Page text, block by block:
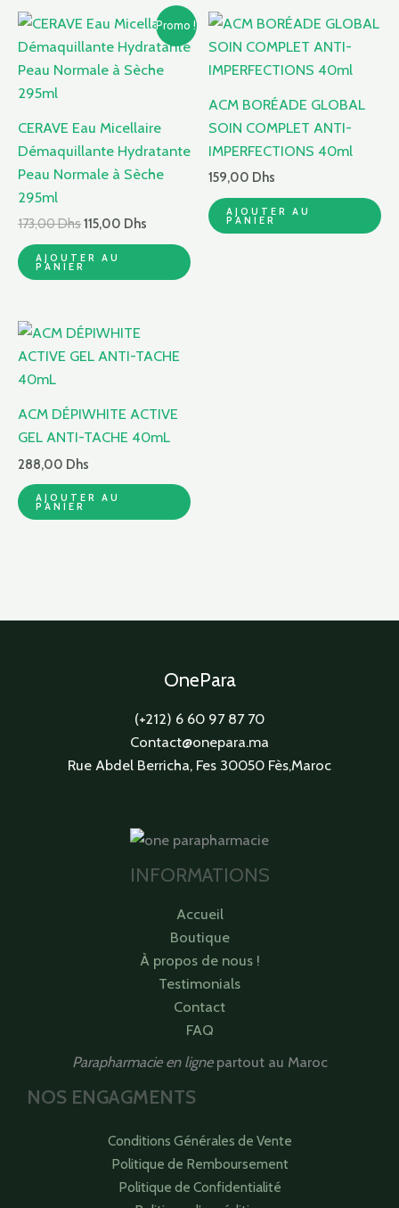
Promo !
CERAVE Eau Micellaire
Démaquillante Hydratante
Peau Normale à Sèche
295ml
173,00Dhs
Le
initial
était :
115,00 Dhs
Le
prix
actuel
est :
AJOUTER AU
PANIER
ACM BORÉADE GLOBAL
SOIN COMPLET ANTI-
IMPERFECTIONS 40ml
159,00 Dhs
AJOUTER AU
PANIER
ACM DÉPIWHITE ACTIVE
GEL ANTI-TACHE 40mL
288,00 Dhs
AJOUTER AU
PANIER
OnePara
(+212) 6 60 97 87 70
Contact@onepara.ma
Rue Abdel Berricha, Fes 30050 Fès,Maroc
INFORMATIONS
Accueil
Boutique
À propos de nous !
Testimonials
Contact
FAQ
Parapharmacie en lignepartout au Maroc
NOS ENGAGMENTS
Conditions Générales de Vente
Politique de Remboursement
Politique de Confidentialité